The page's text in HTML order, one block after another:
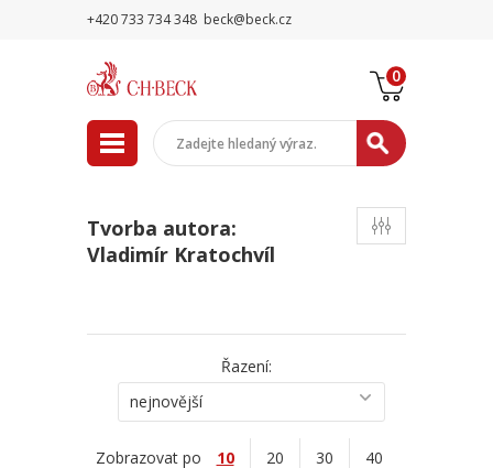
+420 733 734 348 beck@beck.cz
0
Tvorba autora:
Vladimír Kratochvíl
Řazení:
nejnovější
Zobrazovat po 10 20 30 40